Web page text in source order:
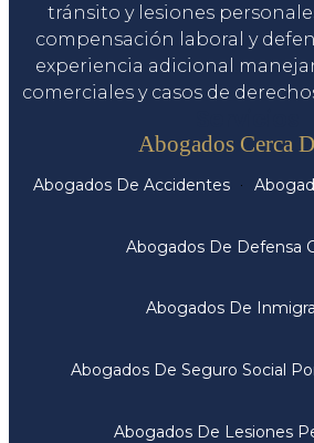
tránsito y lesiones
compensación laboral y
experiencia adicional
comerciales y casos de
Abogados Cerca
Abogados De Accidentes
Abogados De Defensa
Abogados De
Abogados De Seguro Social
Abogados De Lesiones